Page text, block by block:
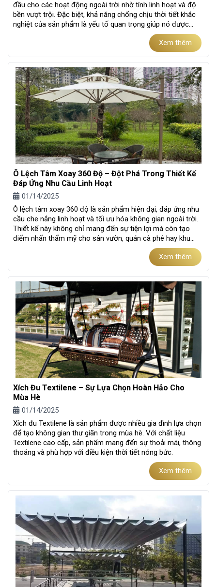
đầu cho các hoạt động ngoài trời nhờ tính linh hoạt và độ
bền vượt trội. Đặc biệt, khả năng chống chịu thời tiết khắc
nghiệt của sản phẩm là yếu tố quan trọng giúp nó được
Xem thêm
Ô Lệch Tâm Xoay 360 Độ – Đột Phá Trong Thiết Kế
Đáp Ứng Nhu Cầu Linh Hoạt
01/14/2025
Ô lệch tâm xoay 360 độ là sản phẩm hiện đại, đáp ứng nhu
cầu che nắng linh hoạt và tối ưu hóa không gian ngoài trời.
Thiết kế này không chỉ mang đến sự tiện lợi mà còn tạo
điểm nhấn thẩm mỹ cho sân vườn, quán cà phê hay khu
Xem thêm
Xích Đu Textilene – Sự Lựa Chọn Hoàn Hảo Cho
Mùa Hè
01/14/2025
Xích đu Textilene là sản phẩm được nhiều gia đình lựa chọn
để tạo không gian thư giãn trong mùa hè. Với chất liệu
Textilene cao cấp, sản phẩm mang đến sự thoải mái, thông
thoáng và phù hợp với điều kiện thời tiết nóng bức.
Xem thêm